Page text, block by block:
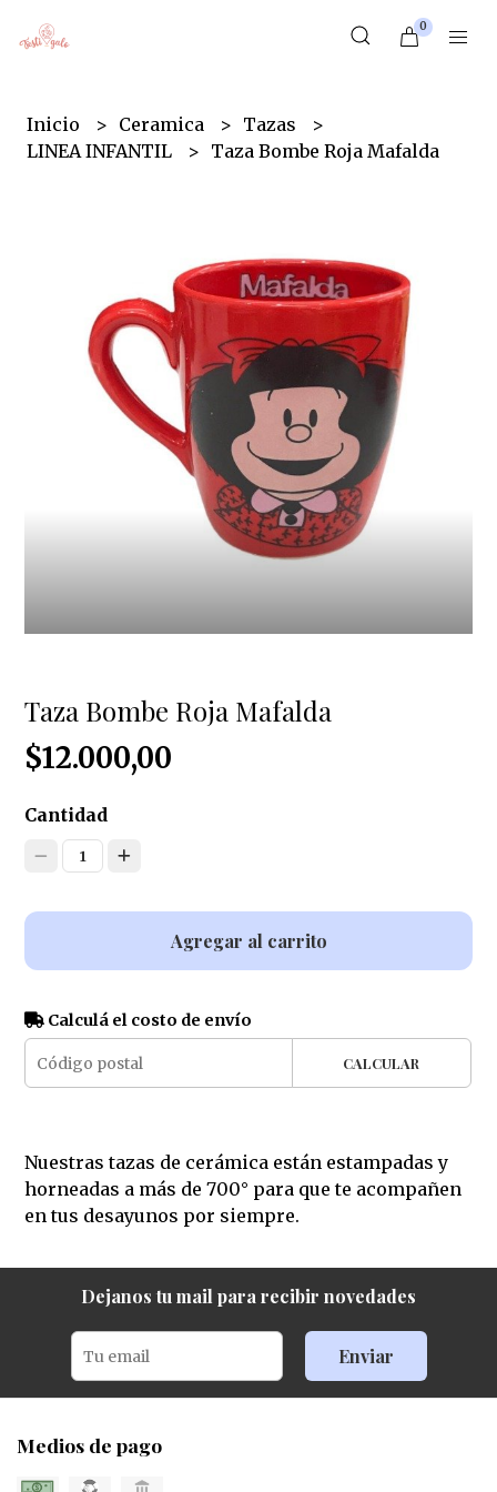
0
Inicio Ceramica
Tazas
LINEA INFANTIL
Taza Bombe Roja Mafalda
Taza Bombe Roja Mafalda
$12.000,00
Cantidad
1
Agregar al carrito
Calculá el costo de envío
CALCULAR
Nuestras tazas de cerámica están estampadas y
horneadas a más de 700° para que te acompañen
en tus desayunos por siempre.
Dejanos tu mail para recibir novedades
Enviar
Medios de pago